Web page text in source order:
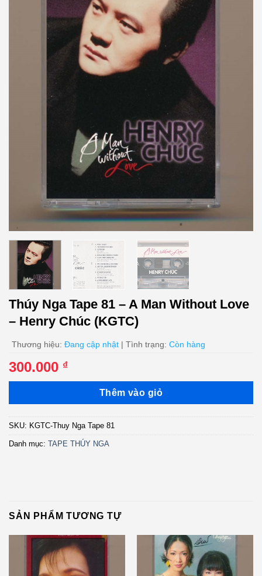
Thúy Nga Tape 81 – A Man Without Love
– Henry Chúc (KGTC)
Thương hiệu: Đang cập nhật | Tình trạng: Còn hàng
300.000 ₫
Thêm vào giỏ
SKU: KGTC-Thuy Nga Tape 81
Danh mục: TAPE THÚY NGA
SẢN PHẨM TƯƠNG TỰ